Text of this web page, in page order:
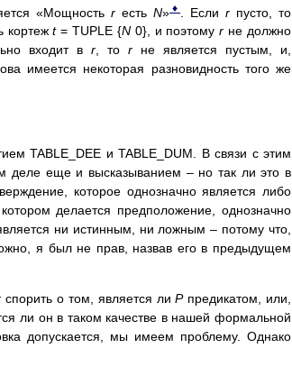
«Мощность r есть N» ♦ . Если r пусто, то
кортежt= TUPLE {N 0}, и поэтомуr не должно
входит в r, то rне является пустым, и,
имеется некоторая разновидность того же
TABLE_DEE и TABLE_DUM. В связи с этим
деле еще и высказыванием – но так ли это в
которое однозначно является либо
делается предположение, однозначно
ни истинным, ни ложным – потому что,
я был не прав, назвав его в предыдущем
спорить о том, является лиPпредикатом, или,
ли он в таком качестве в нашей формальной
допускается, мы имеем проблему. Однако